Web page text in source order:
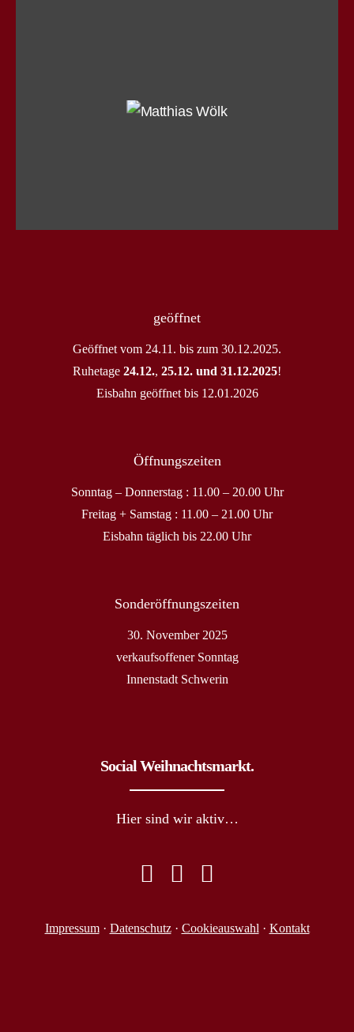
geöffnet
Geöffnet vom 24.11. bis zum 30.12.2025.
Ruhetage 24.12., 25.12. und 31.12.2025!
Eisbahn geöffnet bis 12.01.2026
Öffnungszeiten
Sonntag – Donnerstag : 11.00 – 20.00 Uhr
Freitag + Samstag : 11.00 – 21.00 Uhr
Eisbahn täglich bis 22.00 Uhr
Sonderöffnungszeiten
30. November 2025
verkaufsoffener Sonntag
Innenstadt Schwerin
Social Weihnachtsmarkt.
Hier sind wir aktiv…
Impressum· Datenschutz· Cookieauswahl · Kontakt